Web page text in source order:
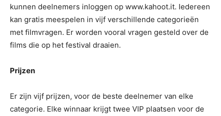
kunnen deelnemers inloggen op www.kahoot.it. Iedereen
kan gratis meespelen in vijf verschillende categorieën
met filmvragen. Er worden vooral vragen gesteld over de
films die op het festival draaien.
Prijzen
Er zijn vijf prijzen, voor de beste deelnemer van elke
categorie. Elke winnaar krijgt twee VIP plaatsen voor de